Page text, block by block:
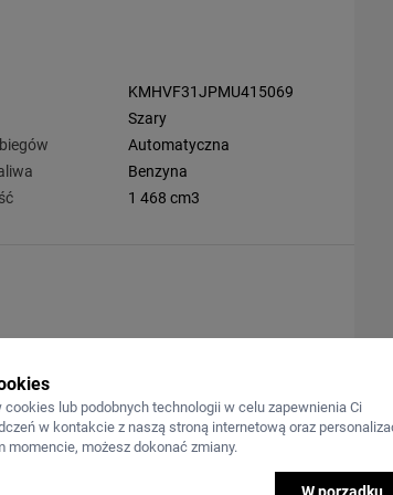
KMHVF31JPMU415069
Szary
Automatyczna
Benzyna
1 468 cm3
cookies lub podobnych technologii w celu zapewnienia Ci
w kontakcie z naszą stroną internetową oraz
momencie, możesz dokonać zmiany.